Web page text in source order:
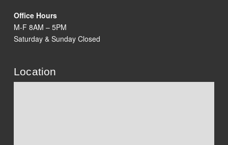
Office Hours
M-F 8AM – 5PM
Saturday & Sunday Closed
Location